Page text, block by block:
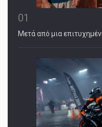
01
Μετά από μια